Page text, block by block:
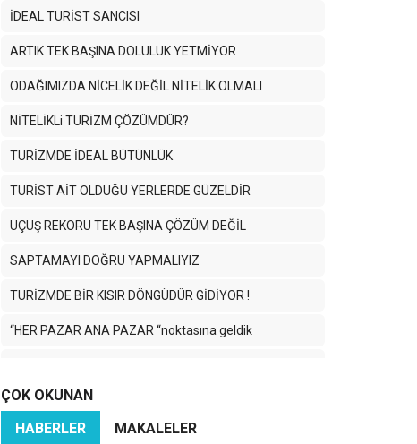
İDEAL TURİST SANCISI
ARTIK TEK BAŞINA DOLULUK YETMİYOR
ODAĞIMIZDA NİCELİK DEĞİL NİTELİK OLMALI
NİTELİKLi TURİZM ÇÖZÜMDÜR?
TURİZMDE İDEAL BÜTÜNLÜK
TURİST AİT OLDUĞU YERLERDE GÜZELDİR
UÇUŞ REKORU TEK BAŞINA ÇÖZÜM DEĞİL
SAPTAMAYI DOĞRU YAPMALIYIZ
TURİZMDE BİR KISIR DÖNGÜDÜR GİDİYOR !
“HER PAZAR ANA PAZAR “noktasına geldik
Fiyatı belirleyen en önemli parametre “kalitedir”
SEZONA BAKIŞ!
ÇOK OKUNAN
HABERLER
MAKALELER